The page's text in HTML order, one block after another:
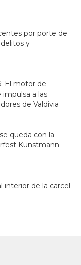
por porte de
y
El motor de
impulsa a las
de Valdivia
queda con la
Kunstmann
interior de la carcel